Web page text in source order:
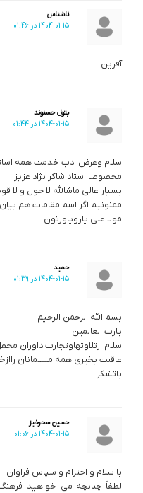
ناشناس
1404-01-15 در 01:46
آفرین
بتول حسنوند
1404-01-15 در 01:44
سلام وعرض ادب خدمت همه
مخصوصا استاد شاکر نژاد عزیز
بسیار عالی ماشالله لا حول و لا
ممنونیم اگر اسم مقامات هم
مولا علی یارویاورتون
حمید
1404-01-15 در 01:39
بسم الله الرحمن الرحیم
یارب العالمین
سلام ازتلاوتهاوتجارب داوران
عاقبت بخیری همه مسلمانان
باتشکر
حسین سحرخیز
1404-01-15 در 01:06
با سلام و احترام و سپاس فراوان
لطفاً چنانچه می خواهید